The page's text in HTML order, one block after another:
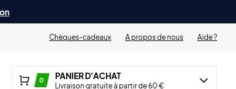
Chèques-cadeaux
A propos de nous Aide ?
0 PANIER D'ACHAT
Livraison gratuite à partir de 60 €